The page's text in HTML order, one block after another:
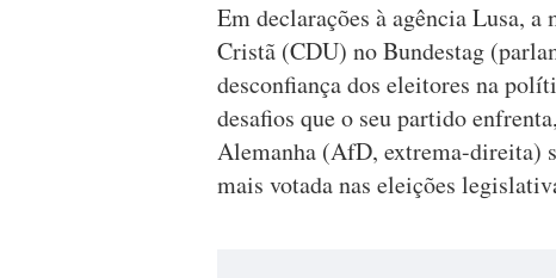
Em declarações à agência Lusa,
Cristã (CDU) no Bundestag
desconfiança dos eleitores na
desafios que o seu partido
Alemanha (AfD, extrema-direita)
mais votada nas eleições